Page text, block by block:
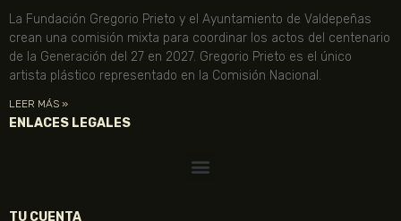
La Fundación Gregorio Prieto y el Ayuntamiento de Valdepeñas
crean una comisión mixta para coordinar los actos del centenario
de la Generación del 27 en 2027. Gregorio Prieto es el único
artista plástico representado en la Comisión Nacional.
LEER MÁS »
ENLACES LEGALES
TU CUENTA